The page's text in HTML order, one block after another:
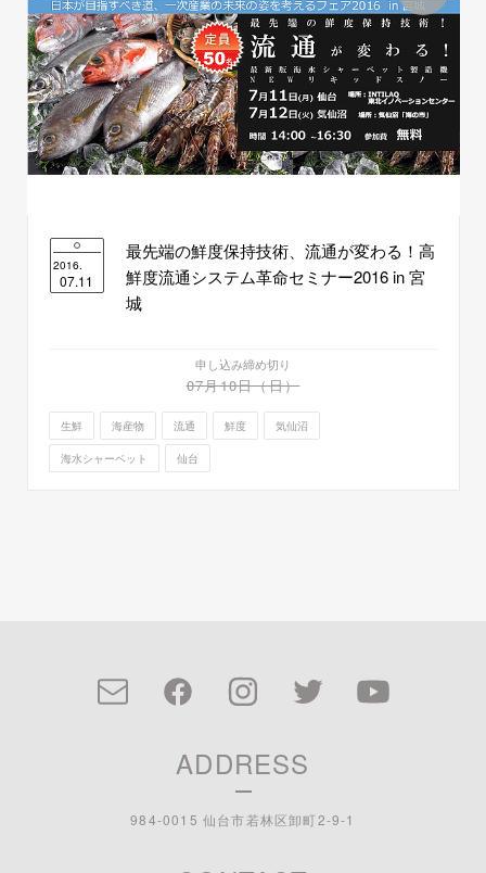
2016.
07.11
最先端の鮮度保持技術、流通が変わる！高
鮮度流通システム革命セミナー2016 in 宮
城
申し込み締め切り
07月10日（日）
生鮮 海産物 流通 鮮度 気仙沼
海水シャーベット 仙台
ADDRESS
984-0015 仙台市若林区卸町2-9-1